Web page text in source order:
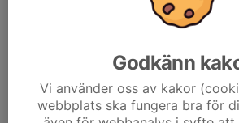
Om vi går över till lagtävlingen blir det
genom Erik Sahlin och Karl Pantzar i
Vi stänger rapporteringen från årets
Godkänn
Vi använder oss av kakor
webbplats ska fungera bra för